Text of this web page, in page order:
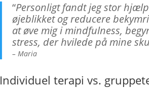
“Personligt fandt jeg stor
øjeblikket og reducere
at øve mig i mindfulness,
stress, der hvilede på mine
–Maria
Individuel terapi vs.